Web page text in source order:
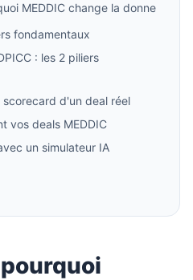
MEDDIC change la donne
fondamentaux
: les 2 piliers
scorecard d'un deal réel
vos deals MEDDIC
un simulateur IA